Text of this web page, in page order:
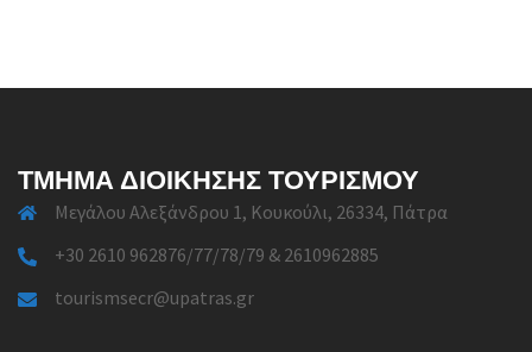
ΤΜΉΜΑ ΔΙΟΊΚΗΣΗΣ ΤΟΥΡΙΣΜΟΎ
Μεγάλου Αλεξάνδρου 1, Κουκούλι, 26334, Πάτρα
+30 2610 962876/77/78/79 & 2610962885
tourismsecr@upatras.gr